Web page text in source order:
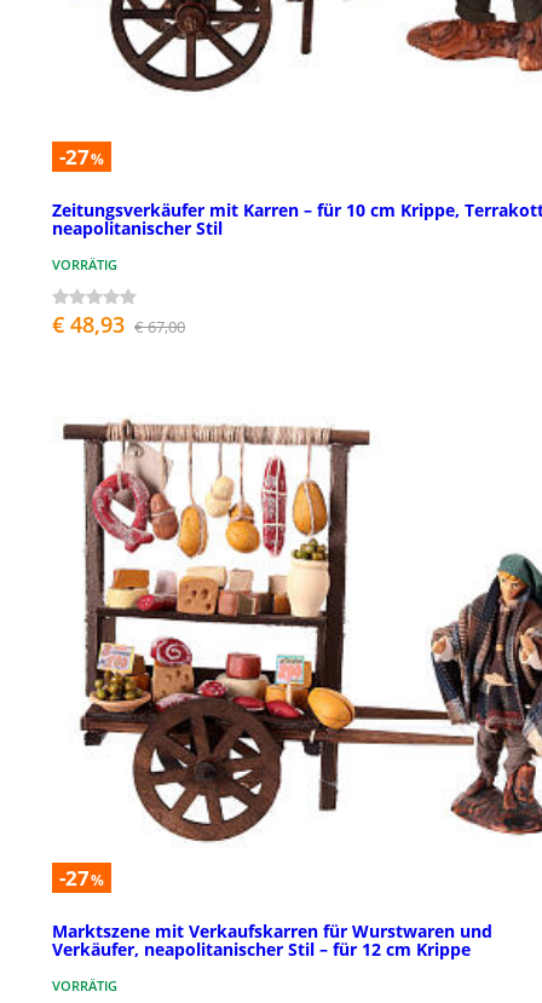
-27%
Zeitungsverkäufer mit Karren – für 10 cm Krippe,
neapolitanischer Stil
VORRÄTIG
€ 48,93 € 67,00
-27%
Marktszene mit Verkaufskarren für Wurstwaren und
Verkäufer, neapolitanischer Stil – für 12 cm Krippe
VORRÄTIG